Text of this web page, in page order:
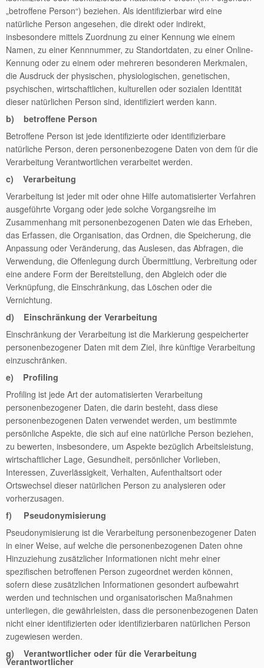
„betroffene Person“) beziehen. Als identifizierbar wird eine
natürliche Person angesehen, die direkt oder indirekt,
insbesondere mittels Zuordnung zu einer Kennung wie einem
Namen, zu einer Kennnummer, zu Standortdaten, zu einer Online-
Kennung oder zu einem oder mehreren besonderen Merkmalen,
die Ausdruck der physischen, physiologischen, genetischen,
psychischen, wirtschaftlichen, kulturellen oder sozialen Identität
dieser natürlichen Person sind, identifiziert werden kann.
b) betroffene Person
Betroffene Person ist jede identifizierte oder identifizierbare
natürliche Person, deren personenbezogene Daten von dem für die
Verarbeitung Verantwortlichen verarbeitet werden.
c) Verarbeitung
Verarbeitung ist jeder mit oder ohne Hilfe automatisierter Verfahren
ausgeführte Vorgang oder jede solche Vorgangsreihe im
Zusammenhang mit personenbezogenen Daten wie das Erheben,
das Erfassen, die Organisation, das Ordnen, die Speicherung, die
Anpassung oder Veränderung, das Auslesen, das Abfragen, die
Verwendung, die Offenlegung durch Übermittlung, Verbreitung oder
eine andere Form der Bereitstellung, den Abgleich oder die
Verknüpfung, die Einschränkung, das Löschen oder die
Vernichtung.
d) Einschränkung der Verarbeitung
Einschränkung der Verarbeitung ist die Markierung gespeicherter
personenbezogener Daten mit dem Ziel, ihre künftige Verarbeitung
einzuschränken.
e) Profiling
Profiling ist jede Art der automatisierten Verarbeitung
personenbezogener Daten, die darin besteht, dass diese
personenbezogenen Daten verwendet werden, um bestimmte
persönliche Aspekte, die sich auf eine natürliche Person beziehen,
zu bewerten, insbesondere, um Aspekte bezüglich Arbeitsleistung,
wirtschaftlicher Lage, Gesundheit, persönlicher Vorlieben,
Interessen, Zuverlässigkeit, Verhalten, Aufenthaltsort oder
Ortswechsel dieser natürlichen Person zu analysieren oder
vorherzusagen.
f) Pseudonymisierung
Pseudonymisierung ist die Verarbeitung personenbezogener Daten
in einer Weise, auf welche die personenbezogenen Daten ohne
Hinzuziehung zusätzlicher Informationen nicht mehr einer
spezifischen betroffenen Person zugeordnet werden können,
sofern diese zusätzlichen Informationen gesondert aufbewahrt
werden und technischen und organisatorischen Maßnahmen
unterliegen, die gewährleisten, dass die personenbezogenen Daten
nicht einer identifizierten oder identifizierbaren natürlichen Person
zugewiesen werden.
g) Verantwortlicher oder für die Verarbeitung
Verantwortlicher